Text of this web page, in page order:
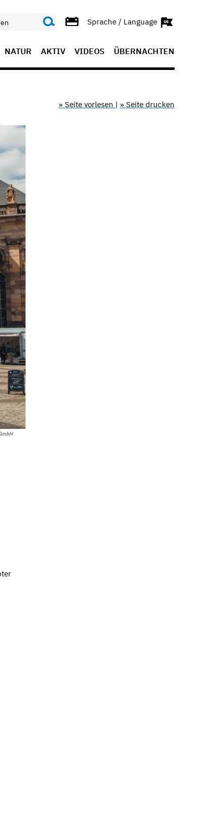
Sprache / Language
NATUR AKTIV VIDEOS ÜBERNACHTEN
» Seite vorlesen | » Seite drucken